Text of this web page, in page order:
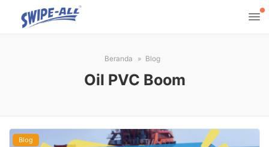
Beranda Blog
Oil PVC Boom
Blog